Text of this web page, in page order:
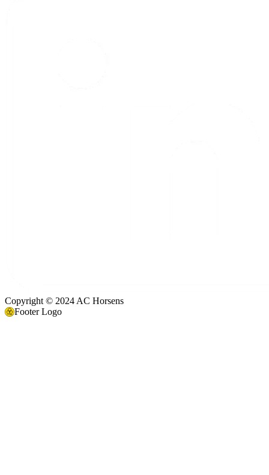
Copyright © 2024 AC Horsens
Footer Logo